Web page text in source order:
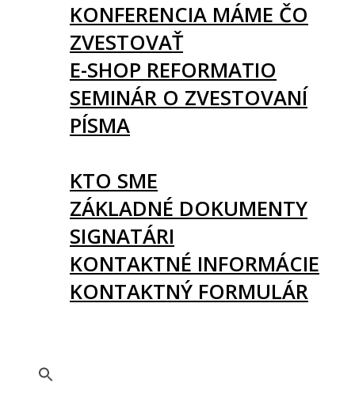
KONFERENCIA MÁME ČO
ZVESTOVAŤ
E-SHOP REFORMATIO
SEMINÁR O ZVESTOVANÍ
PÍSMA
KTO SME
ZÁKLADNÉ DOKUMENTY
SIGNATÁRI
KONTAKTNÉ INFORMÁCIE
KONTAKTNÝ FORMULÁR